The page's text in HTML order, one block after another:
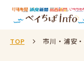
TOP 市川・浦安